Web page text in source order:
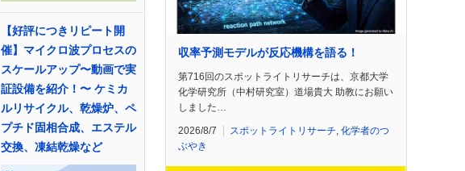
【好評につきリピート開
催】マイクロ波プロセスの
スケールアップ〜動画で実
証設備を紹介！〜 ケミカ
ルリサイクル、乾燥炉、ペ
プチド固相合成、エステル
交換、凍結乾燥など
収率予測モデルが反応機構を語る！
第716回のスポットライトリサーチは、京都大学
化学研究所（中村研究室）道場貴大 助教にお願い
しました…
2026/8/7 スポットライトリサーチ 化学者のつ
ぶやき